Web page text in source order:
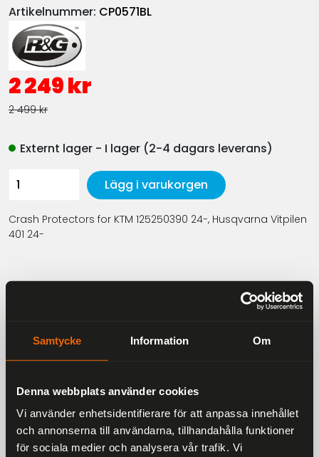
Samtycke Information Om
Denna webbplats använder cookies
Vi använder enhetsidentifierare för att anpassa innehållet
och annonserna till användarna, tillhandahålla funktioner
för sociala medier och analysera vår trafik. Vi
Artikelnummer: CP0571BL
2 249 kr
2 499 kr
Externt lager - I lager (2-4 dagars leverans)
Lägg i varukorgen
Crash Protectors for KTM 125250390 24-, Husqvarna Vitpilen
401 24-
Crash Protectors for KTM 125250390 24-,
Husqvarna Vitpilen 401 24-
Liknande produkter